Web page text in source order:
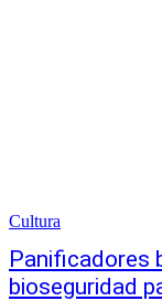
Cultura
Panificadores
bioseguridad